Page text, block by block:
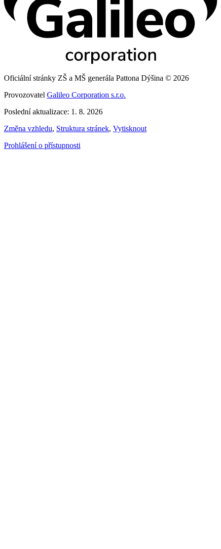
Oficiální stránky ZŠ a MŠ generála Pattona Dýšina © 2026
Provozovatel Galileo Corporation s.r.o.
Poslední aktualizace: 1. 8. 2026
Změna vzhledu, Struktura stránek, Vytisknout
Prohlášení o přístupnosti